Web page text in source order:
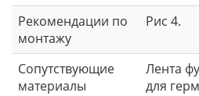
Рекомендации по
монтажу
Рис 4.
Сопутствующие
материалы
Лента
для